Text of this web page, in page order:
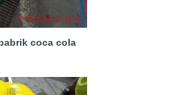
coca cola